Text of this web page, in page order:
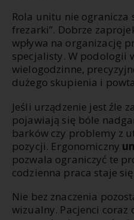
Rola unitu nie ogranicza
frezarki”. Dobrze
wpływa na organizację
specjalisty. W podologii
wielogodzinne,
dużego skupienia i
Jeśli urządzenie jest źle
pojawiają się bóle
barków czy problemy z
pozycji. Ergonomiczny
pozwala ograniczyć te
codzienna praca staje
Nie bez znaczenia
wizualny. Pacjenci coraz